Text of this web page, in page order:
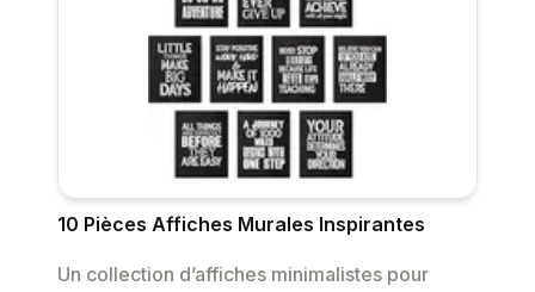
10 Pièces Affiches Murales Inspirantes
Un collection d’affiches minimalistes pour